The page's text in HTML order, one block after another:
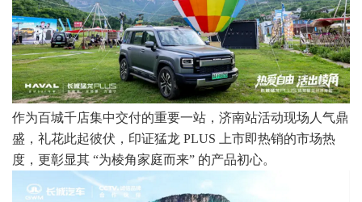
作为百城千店集中交付的重要一站，济南站活动现场人气鼎
盛，礼花此起彼伏，印证猛龙 PLUS 上市即热销的市场热
度，更彰显其 “为棱角家庭而来” 的产品初心。